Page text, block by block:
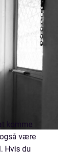
komme
være
Hvis du